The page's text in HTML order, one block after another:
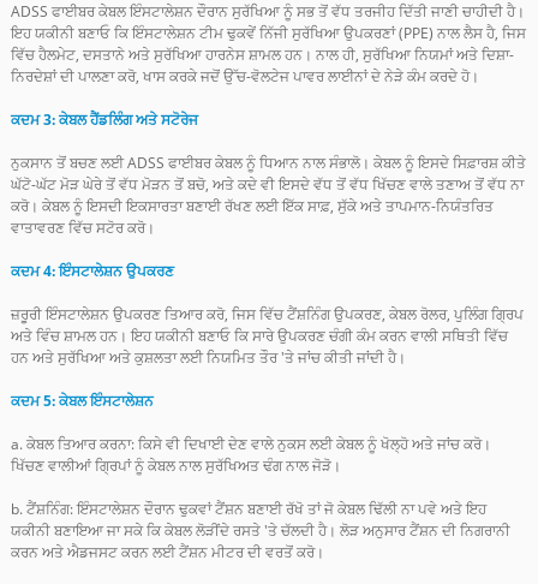
ADSS ਫਾਈਬਰ ਕੇਬਲ ਇੰਸਟਾਲੇਸ਼ਨ ਦੌਰਾਨ ਸੁਰੱਖਿਆ ਨੂੰ ਸਭ ਤੋਂ ਵੱਧ ਤਰਜੀਹ ਦਿੱਤੀ ਜਾਣੀ ਚਾਹੀਦੀ ਹੈ।
ਇਹ ਯਕੀਨੀ ਬਣਾਓ ਕਿ ਇੰਸਟਾਲੇਸ਼ਨ ਟੀਮ ਢੁਕਵੇਂ ਨਿੱਜੀ ਸੁਰੱਖਿਆ ਉਪਕਰਣਾਂ (PPE) ਨਾਲ ਲੈਸ ਹੈ, ਜਿਸ
ਵਿੱਚ ਹੈਲਮੇਟ, ਦਸਤਾਨੇ ਅਤੇ ਸੁਰੱਖਿਆ ਹਾਰਨੇਸ ਸ਼ਾਮਲ ਹਨ। ਨਾਲ ਹੀ, ਸੁਰੱਖਿਆ ਨਿਯਮਾਂ ਅਤੇ ਦਿਸ਼ਾ-
ਨਿਰਦੇਸ਼ਾਂ ਦੀ ਪਾਲਣਾ ਕਰੋ, ਖਾਸ ਕਰਕੇ ਜਦੋਂ ਉੱਚ-ਵੋਲਟੇਜ ਪਾਵਰ ਲਾਈਨਾਂ ਦੇ ਨੇੜੇ ਕੰਮ ਕਰਦੇ ਹੋ।
ਕਦਮ 3: ਕੇਬਲ ਹੈਂਡਲਿੰਗ ਅਤੇ ਸਟੋਰੇਜ
ਨੁਕਸਾਨ ਤੋਂ ਬਚਣ ਲਈ ADSS ਫਾਈਬਰ ਕੇਬਲ ਨੂੰ ਧਿਆਨ ਨਾਲ ਸੰਭਾਲੋ। ਕੇਬਲ ਨੂੰ ਇਸਦੇ ਸਿਫ਼ਾਰਸ਼ ਕੀਤੇ
ਘੱਟੋ-ਘੱਟ ਮੋੜ ਘੇਰੇ ਤੋਂ ਵੱਧ ਮੋੜਨ ਤੋਂ ਬਚੋ, ਅਤੇ ਕਦੇ ਵੀ ਇਸਦੇ ਵੱਧ ਤੋਂ ਵੱਧ ਖਿੱਚਣ ਵਾਲੇ ਤਣਾਅ ਤੋਂ ਵੱਧ ਨਾ
ਕਰੋ। ਕੇਬਲ ਨੂੰ ਇਸਦੀ ਇਕਸਾਰਤਾ ਬਣਾਈ ਰੱਖਣ ਲਈ ਇੱਕ ਸਾਫ਼, ਸੁੱਕੇ ਅਤੇ ਤਾਪਮਾਨ-ਨਿਯੰਤਰਿਤ
ਵਾਤਾਵਰਣ ਵਿੱਚ ਸਟੋਰ ਕਰੋ।
ਕਦਮ 4: ਇੰਸਟਾਲੇਸ਼ਨ ਉਪਕਰਣ
ਜ਼ਰੂਰੀ ਇੰਸਟਾਲੇਸ਼ਨ ਉਪਕਰਣ ਤਿਆਰ ਕਰੋ, ਜਿਸ ਵਿੱਚ ਟੈਂਸ਼ਨਿੰਗ ਉਪਕਰਣ, ਕੇਬਲ ਰੋਲਰ, ਪੁਲਿੰਗ ਗ੍ਰਿਪ
ਅਤੇ ਵਿੰਚ ਸ਼ਾਮਲ ਹਨ। ਇਹ ਯਕੀਨੀ ਬਣਾਓ ਕਿ ਸਾਰੇ ਉਪਕਰਣ ਚੰਗੀ ਕੰਮ ਕਰਨ ਵਾਲੀ ਸਥਿਤੀ ਵਿੱਚ
ਹਨ ਅਤੇ ਸੁਰੱਖਿਆ ਅਤੇ ਕੁਸ਼ਲਤਾ ਲਈ ਨਿਯਮਿਤ ਤੌਰ 'ਤੇ ਜਾਂਚ ਕੀਤੀ ਜਾਂਦੀ ਹੈ।
ਕਦਮ 5: ਕੇਬਲ ਇੰਸਟਾਲੇਸ਼ਨ
a. ਕੇਬਲ ਤਿਆਰ ਕਰਨਾ: ਕਿਸੇ ਵੀ ਦਿਖਾਈ ਦੇਣ ਵਾਲੇ ਨੁਕਸ ਲਈ ਕੇਬਲ ਨੂੰ ਖੋਲ੍ਹੋ ਅਤੇ ਜਾਂਚ ਕਰੋ।
ਖਿੱਚਣ ਵਾਲੀਆਂ ਗ੍ਰਿਪਾਂ ਨੂੰ ਕੇਬਲ ਨਾਲ ਸੁਰੱਖਿਅਤ ਢੰਗ ਨਾਲ ਜੋੜੋ।
b. ਟੈਂਸ਼ਨਿੰਗ: ਇੰਸਟਾਲੇਸ਼ਨ ਦੌਰਾਨ ਢੁਕਵਾਂ ਟੈਂਸ਼ਨ ਬਣਾਈ ਰੱਖੋ ਤਾਂ ਜੋ ਕੇਬਲ ਢਿੱਲੀ ਨਾ ਪਵੇ ਅਤੇ ਇਹ
ਯਕੀਨੀ ਬਣਾਇਆ ਜਾ ਸਕੇ ਕਿ ਕੇਬਲ ਲੋੜੀਂਦੇ ਰਸਤੇ 'ਤੇ ਚੱਲਦੀ ਹੈ। ਲੋੜ ਅਨੁਸਾਰ ਟੈਂਸ਼ਨ ਦੀ ਨਿਗਰਾਨੀ
ਕਰਨ ਅਤੇ ਐਡਜਸਟ ਕਰਨ ਲਈ ਟੈਂਸ਼ਨ ਮੀਟਰ ਦੀ ਵਰਤੋਂ ਕਰੋ।